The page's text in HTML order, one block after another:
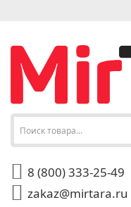
8 (800) 333-25-49
zakaz@mirtara.ru